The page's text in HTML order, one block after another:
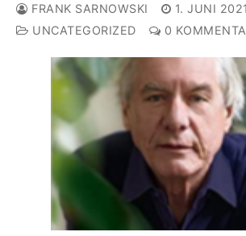
FRANK SARNOWSKI
1. JUNI 2021
UNCATEGORIZED
0